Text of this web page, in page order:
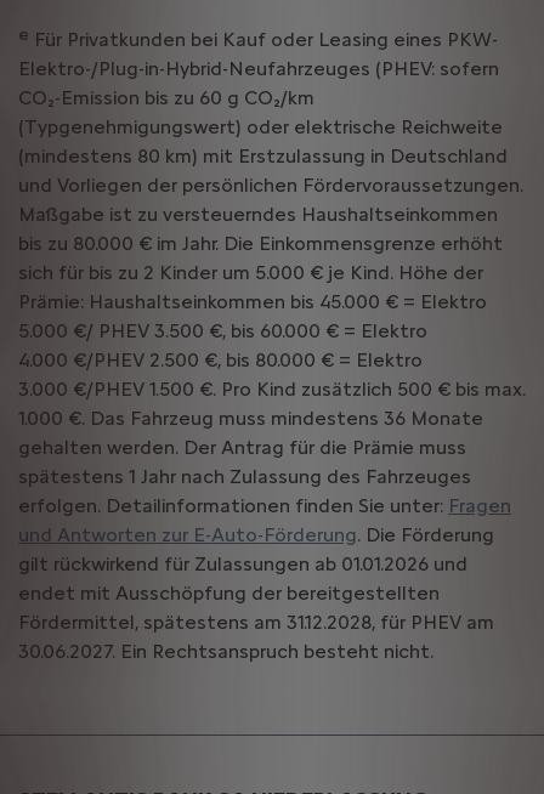
e Für Privatkunden bei Kauf oder Leasing eines PKW-
Elektro-/Plug-in-Hybrid-Neufahrzeuges (PHEV: sofern
CO₂-Emission bis zu 60 g CO₂/km
(Typgenehmigungswert) oder elektrische Reichweite
(mindestens 80 km) mit Erstzulassung in Deutschland
und Vorliegen der persönlichen Fördervoraussetzungen.
Maßgabe ist zu versteuerndes Haushaltseinkommen
bis zu 80.000 € im Jahr. Die Einkommensgrenze erhöht
sich für bis zu 2 Kinder um 5.000 € je Kind. Höhe der
Prämie: Haushaltseinkommen bis 45.000 € = Elektro
5.000 €/ PHEV 3.500 €, bis 60.000 € = Elektro
4.000 €/PHEV 2.500 €, bis 80.000 € = Elektro
3.000 €/PHEV 1.500 €. Pro Kind zusätzlich 500 € bis max.
1.000 €. Das Fahrzeug muss mindestens 36 Monate
gehalten werden. Der Antrag für die Prämie muss
spätestens 1 Jahr nach Zulassung des Fahrzeuges
erfolgen. Detailinformationen finden Sie unter: Fragen
und Antworten zur E-Auto-Förderung. Die Förderung
gilt rückwirkend für Zulassungen ab 01.01.2026 und
endet mit Ausschöpfung der bereitgestellten
Fördermittel, spätestens am 31.12.2028, für PHEV am
30.06.2027. Ein Rechtsanspruch besteht nicht.